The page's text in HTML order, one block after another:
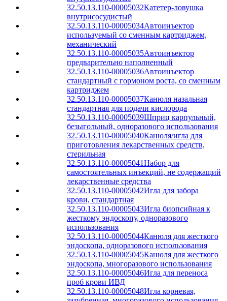
32.50.13.110-00005032Катетер-ловушка
внутрисосудистый
32.50.13.110-00005034Автоинъектор
используемый со сменным картриджем,
механический
32.50.13.110-00005035Автоинъектор
предварительно наполненный
32.50.13.110-00005036Автоинъектор
стандартный с гормоном роста, со сменным
картриджем
32.50.13.110-00005037Канюля назальная
стандартная для подачи кислорода
32.50.13.110-00005039Шприц карпульный,
безыгольный, одноразового использования
32.50.13.110-00005040Канюля/игла для
приготовления лекарственных средств,
стерильная
32.50.13.110-00005041Набор для
самостоятельных инъекций, не содержащий
лекарственные средства
32.50.13.110-00005042Игла для забора
крови, стандартная
32.50.13.110-00005043Игла биопсийная к
жесткому эндоскопу, одноразового
использования
32.50.13.110-00005044Канюля для жесткого
эндоскопа, одноразового использования
32.50.13.110-00005045Канюля для жесткого
эндоскопа, многоразового использования
32.50.13.110-00005046Игла для переноса
проб крови ИВД
32.50.13.110-00005048Игла корневая,